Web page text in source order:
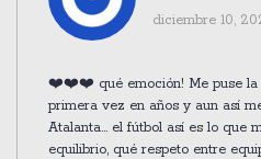
diciembre 10,
❤️❤️❤️ qué emoción! Me puse la
primera vez en años y aun así
Atalanta... el fútbol así es lo que
equilibrio, qué respeto entre